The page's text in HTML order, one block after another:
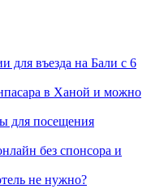
для въезда на Бали с 6
в Ханой и можно
для посещения
без спонсора и
не нужно?